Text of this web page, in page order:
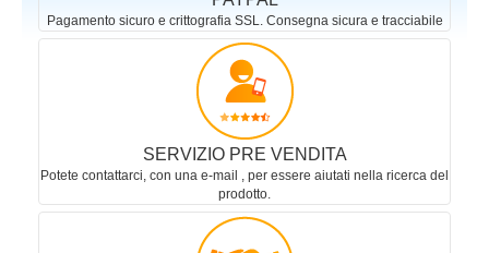
Pagamento sicuro e crittografia SSL. Consegna sicura e tracciabile
SERVIZIO PRE VENDITA
Potete contattarci, con una e-mail , per essere aiutati nella ricerca del
prodotto.